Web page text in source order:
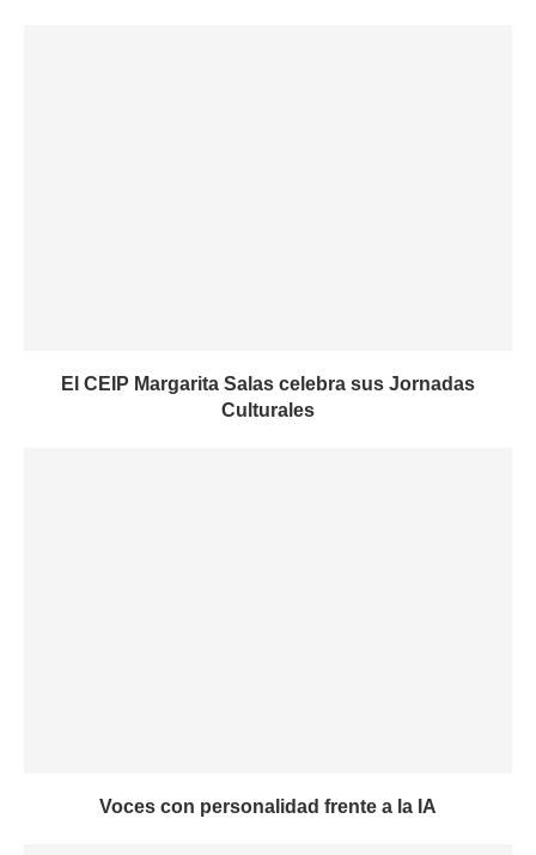
El CEIP Margarita Salas celebra sus Jornadas
Culturales
Voces con personalidad frente a la IA